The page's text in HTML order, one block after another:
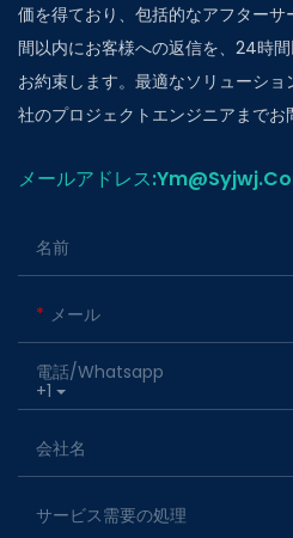
価を得ており、包括的なアフター
間以内にお客様への返信を、24時
お約束します。最適なソリューシ
社のプロジェクトエンジニアまでお
メールアドレス
名前
メール
+1
電話/whatsapp
会社名
サービス需要の処理